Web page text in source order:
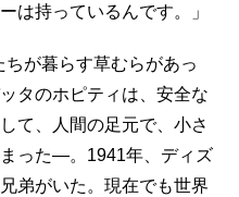
は持っているんです。」
が暮らす草むらがあっ
タのホピティは、安全な
て、人間の足元で、小さ
った―。1941年、ディズ
弟がいた。現在でも世界